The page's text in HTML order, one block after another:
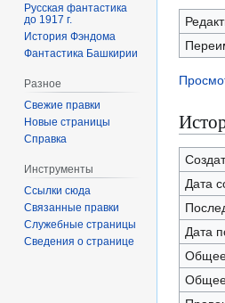
Дата
Дата
Общее
Общее
Русская фантастика
до 1917 г.
История Фэндома
Фантастика Башкирии
Разное
Свежие правки
Новые страницы
Справка
Инструменты
Ссылки сюда
Связанные правки
Служебные страницы
Сведения о странице